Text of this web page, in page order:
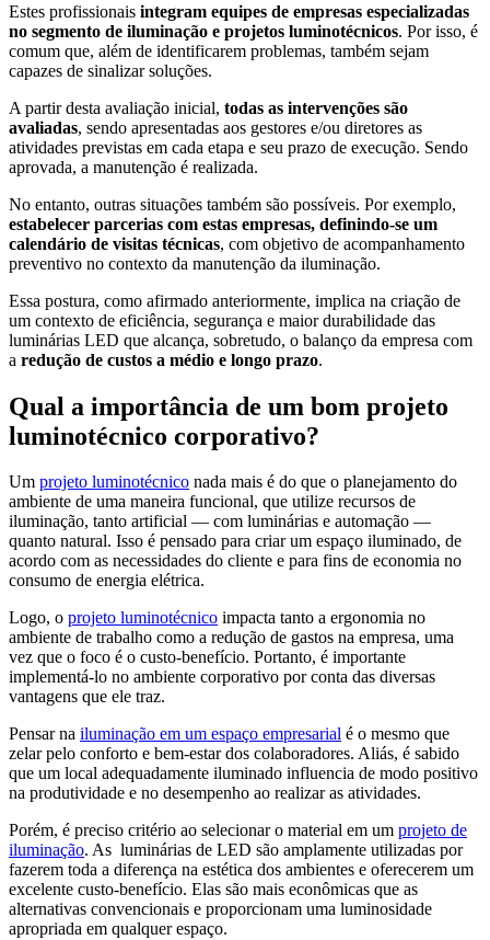
Estes profissionais integram equipes de empresas especializadas
no segmento de iluminação e projetos luminotécnicos. Por isso, é
comum que, além de identificarem problemas, também sejam
capazes de sinalizar soluções.
A partir desta avaliação inicial, todas as intervenções são
avaliadas, sendo apresentadas aos gestores e/ou diretores as
atividades previstas em cada etapa e seu prazo de execução. Sendo
aprovada, a manutenção é realizada.
No entanto, outras situações também são possíveis. Por exemplo,
estabelecer parcerias com estas empresas, definindo-se um
calendário de visitas técnicas, com objetivo de acompanhamento
preventivo no contexto da manutenção da iluminação.
Essa postura, como afirmado anteriormente, implica na criação de
um contexto de eficiência, segurança e maior durabilidade das
luminárias LED que alcança, sobretudo, o balanço da empresa com
a redução de custos a médio e longo prazo.
Qual a importância de um bom projeto
luminotécnico corporativo?
Um projeto luminotécnico nada mais é do que o planejamento do
ambiente de uma maneira funcional, que utilize recursos de
iluminação, tanto artificial — com luminárias e automação —
quanto natural. Isso é pensado para criar um espaço iluminado, de
acordo com as necessidades do cliente e para fins de economia no
consumo de energia elétrica.
Logo, o projeto luminotécnico impacta tanto a ergonomia no
ambiente de trabalho como a redução de gastos na empresa, uma
vez que o foco é o custo-benefício. Portanto, é importante
implementá-lo no ambiente corporativo por conta das diversas
vantagens que ele traz.
Pensar na iluminação em um espaço empresarial é o mesmo que
zelar pelo conforto e bem-estar dos colaboradores. Aliás, é sabido
que um local adequadamente iluminado influencia de modo positivo
na produtividade e no desempenho ao realizar as atividades.
Porém, é preciso critério ao selecionar o material em um projeto de
iluminação. As luminárias de LED são amplamente utilizadas por
fazerem toda a diferença na estética dos ambientes e oferecerem um
excelente custo-benefício. Elas são mais econômicas que as
alternativas convencionais e proporcionam uma luminosidade
apropriada em qualquer espaço.